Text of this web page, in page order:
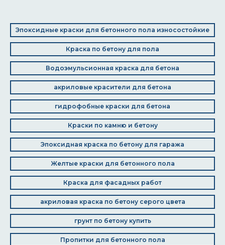
Эпоксидные краски для бетонного пола износостойкие
Краска по бетону для пола
Водоэмульсионная краска для бетона
акриловые красители для бетона
гидрофобные краски для бетона
Краски по камню и бетону
Эпоксидная краска по бетону для гаража
Желтые краски для бетонного пола
Краска для фасадных работ
акриловая краска по бетону серого цвета
грунт по бетону купить
Пропитки для бетонного пола